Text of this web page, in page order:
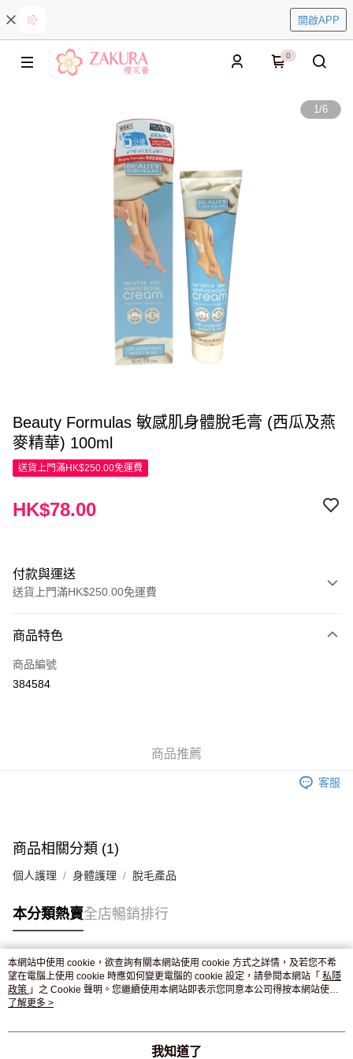
開啟APP
0
1/6
Beauty Formulas 敏感肌身體脫毛膏 (西瓜及燕
麥精華) 100ml
送貨上門滿HK$250.00免運費
HK$78.00
付款與運送
送貨上門滿HK$250.00免運費
信用卡
Apple Pay
付款後門市自取，訂單確認後2-4個工作天到店，7天內取。逾期後
商品特色
商品編號
384584
商品推薦
客服
商品相關分類 (1)
個人護理 身體護理 脫毛產品
本分類熱賣全店暢銷排行
熱門標籤
熱銷排行
本網站中使用 cookie，欲查詢有關本網站使用 cookie 方式之詳情，及若您不希
望在電腦上使用 cookie 時應如何變更電腦的 cookie 設定，請參閱本網站「 私隱
政策 」之 Cookie 聲明。您繼續使用本網站即表示您同意本公司得按本網站使用
條款之 Cookie 聲明使用 cookie。
了解更多 >
我知道了